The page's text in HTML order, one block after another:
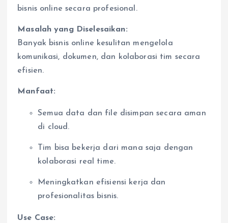
bisnis online secara profesional.
Masalah yang Diselesaikan:
Banyak bisnis online kesulitan mengelola
komunikasi, dokumen, dan kolaborasi tim secara
efisien.
Manfaat:
Semua data dan file disimpan secara aman
di cloud.
Tim bisa bekerja dari mana saja dengan
kolaborasi real time.
Meningkatkan efisiensi kerja dan
profesionalitas bisnis.
Use Case: